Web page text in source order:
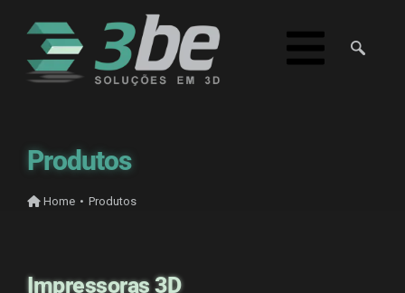
Produtos
Home • Produtos
Impressoras 3D